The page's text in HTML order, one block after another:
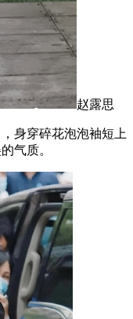
赵露思
身穿碎花泡泡袖短上
气质。